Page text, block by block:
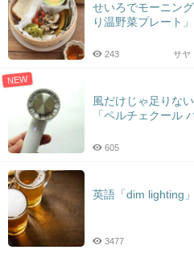
せいろでモーニン
り温野菜プレート」
サヤ
243
NEW
風だけじゃ足りな
「ペルチェクール
605
英語「dim lighting
3477